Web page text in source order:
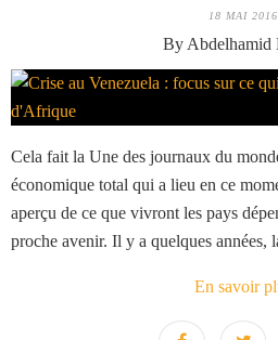
18 MAI 2016
By Abdelhamid
Cela fait la Une des journaux du
économique total qui a lieu en ce
aperçu de ce que vivront les pays
proche avenir. Il y a quelques années,
En savoir